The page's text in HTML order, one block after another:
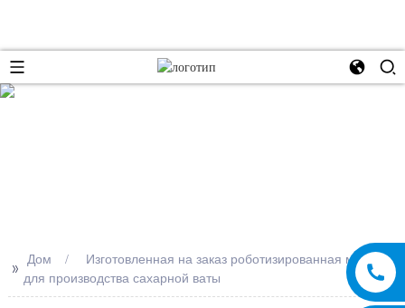
>> Дом
Изготовленная на заказ роботизированная машина
для производства сахарной ваты